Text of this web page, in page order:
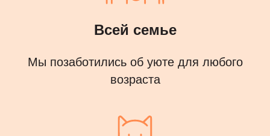
Всей семье
Мы позаботились об уюте для любого
возраста